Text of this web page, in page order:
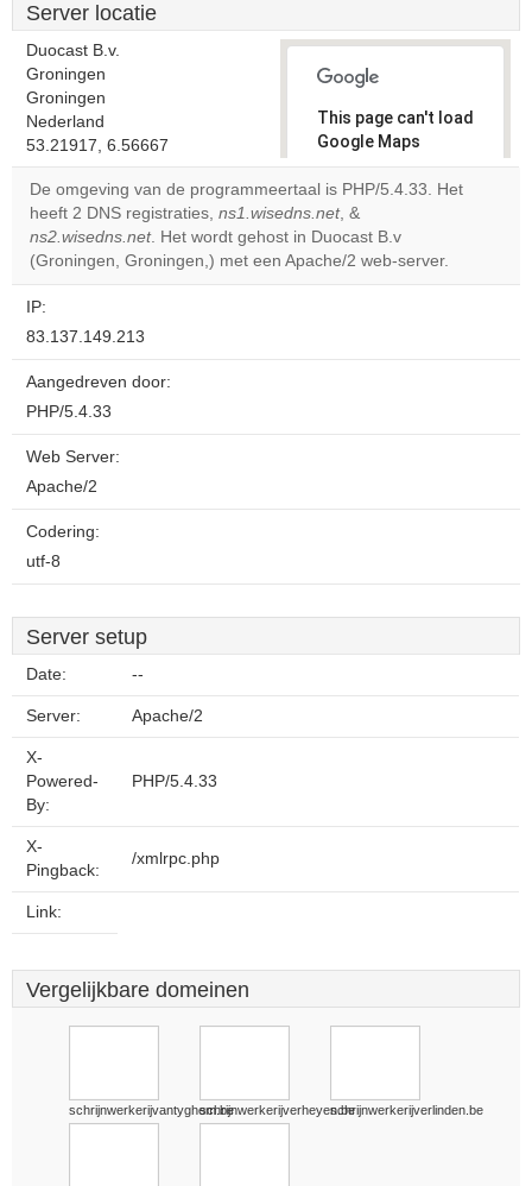
Server locatie
Duocast B.v.
Groningen
Groningen
Nederland
53.21917, 6.56667
This page can't load
Google Maps
correctly.
Do you
own this
website?
De omgeving van de programmeertaal is PHP/5.4.33. Het
heeft 2 DNS registraties, ns1.wisedns.net, &
ns2.wisedns.net. Het wordt gehost in Duocast B.v
(Groningen, Groningen,) met een Apache/2 web-server.
IP:
83.137.149.213
Aangedreven door:
PHP/5.4.33
Web Server:
Apache/2
Codering:
utf-8
Server setup
Date: --
Server: Apache/2
X-
Powered-
By:
PHP/5.4.33
X-
Pingback:
/xmlrpc.php
Link:
Vergelijkbare domeinen
schrijnwerkerijvantyghem.beschrijnwerkerijverheyen.beschrijnwerkerijverlinden.be